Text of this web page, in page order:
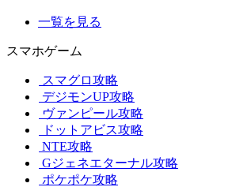
一覧を見る
スマホゲーム
スマグロ攻略
デジモンUP攻略
ヴァンピール攻略
ドットアビス攻略
NTE攻略
Gジェネエターナル攻略
ポケポケ攻略